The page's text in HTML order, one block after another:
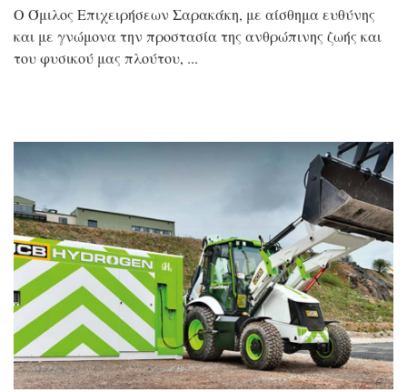
Ο Όμιλος Επιχειρήσεων Σαρακάκη, με αίσθημα ευθύνης
και με γνώμονα την προστασία της ανθρώπινης ζωής και
του φυσικού μας πλούτου,